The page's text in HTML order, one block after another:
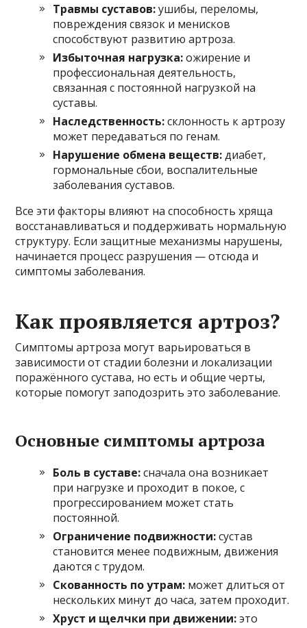
Травмы суставов:ушибы, переломы,
повреждения связок и менисков
способствуют развитию артроза.
Избыточная нагрузка:ожирение и
профессиональная деятельность,
связанная с постоянной нагрузкой на
суставы.
Наследственность:склонность к артрозу
может передаваться по генам.
Нарушение обмена веществ:диабет,
гормональные сбои, воспалительные
заболевания суставов.
Все эти факторы влияют на способность хряща
восстанавливаться и поддерживать нормальную
структуру. Если защитные механизмы нарушены,
начинается процесс разрушения — отсюда и
симптомы заболевания.
Как проявляется артроз?
Симптомы артроза могут варьироваться в
зависимости от стадии болезни и локализации
поражённого сустава, но есть и общие черты,
которые помогут заподозрить это заболевание.
Основные симптомы артроза
Боль в суставе:сначала она возникает
при нагрузке и проходит в покое, с
прогрессированием может стать
постоянной.
Ограничение подвижности:сустав
становится менее подвижным, движения
даются с трудом.
Скованность по утрам: может длиться от
нескольких минут до часа, затем проходит.
Хруст и щелчки при движении:это